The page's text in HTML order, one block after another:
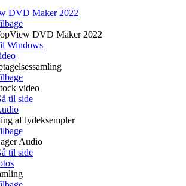
DVD Maker 2022
DVD Maker 2022
Windows
video
til side
af lydeksempler
Audio
til side